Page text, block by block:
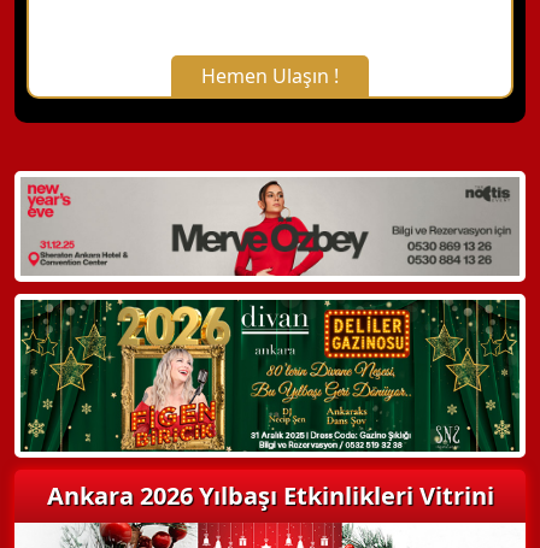
Hemen Ulaşın !
X Kapat
WhatsApp ile Bilgi Alın
Hemen Arayın
Detaylı Bilgi Alın
Ankara 2026 Yılbaşı Etkinlikleri Vitrini